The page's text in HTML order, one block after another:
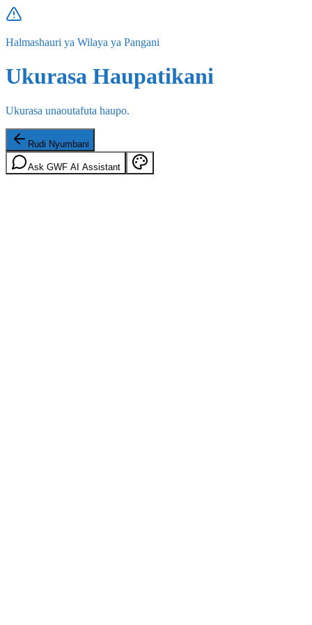
Halmashauri ya Wilaya ya Pangani
Ukurasa Haupatikani
Ukurasa unaoutafuta haupo.
Rudi Nyumbani
Ask GWF AI Assistant